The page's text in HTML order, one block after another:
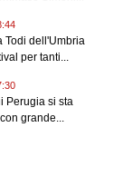
Todi dell'Umbria
per tanti...
Perugia si sta
grande...